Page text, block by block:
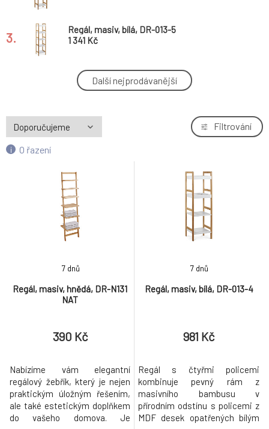
3.
Regál, masiv, bílá, DR-013-5
1 341 Kč
Regál, mdf, bílá, DR-043
981 Kč
5.
891 Kč
1 971 Kč
Regál, masiv, hnědá, DR-N131 NAT
390 Kč
850 Kč
Další nejprodávanější
O řazení
Filtrování
Regál, masiv, hnědá, DR-N131
NAT
7 dnů
390 Kč
Nabízíme vám elegantní
regálový žebřík, který je nejen
praktickým úložným řešením,
ale také estetickým doplňkem
do vašeho domova. Je
Regál, masiv, bílá, DR-013-4
7 dnů
981 Kč
Regál s čtyřmi policemi
kombinuje pevný rám z
masivního bambusu v
přírodním odstínu s policemi z
MDF desek opatřených bílým